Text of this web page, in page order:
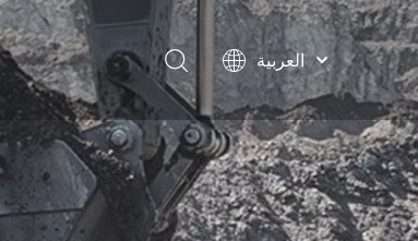
العربية
English
Français
Pусский
Español
Português